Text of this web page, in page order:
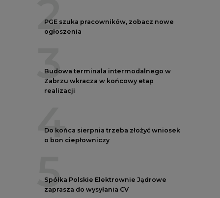
2
PGE szuka pracowników, zobacz nowe
ogłoszenia
3
Budowa terminala intermodalnego w
Zabrzu wkracza w końcowy etap
realizacji
4
Do końca sierpnia trzeba złożyć wniosek
o bon ciepłowniczy
5
Spółka Polskie Elektrownie Jądrowe
zaprasza do wysyłania CV